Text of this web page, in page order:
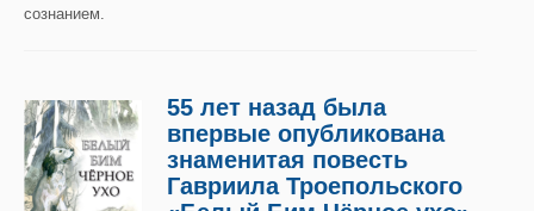
сознанием.
55 лет назад была
впервые опубликована
знаменитая повесть
Гавриила Троепольского